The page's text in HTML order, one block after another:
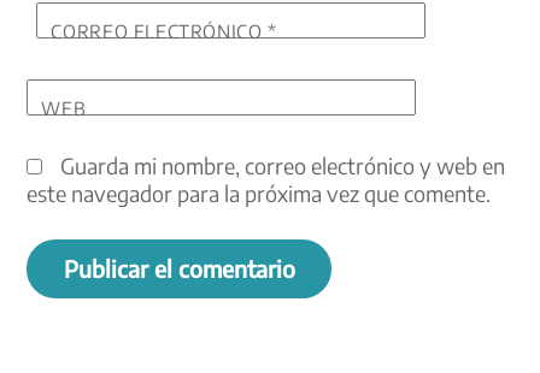
CORREO ELECTRÓNICO*
WEB
Guarda mi nombre, correo electrónico y web en
este navegador para la próxima vez que comente.